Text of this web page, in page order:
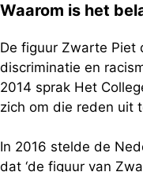
Waarom is het
De figuur Zwarte Piet
discriminatie en
2014 sprak Het
zich om die reden uit
In 2016 stelde de
dat ‘de figuur van